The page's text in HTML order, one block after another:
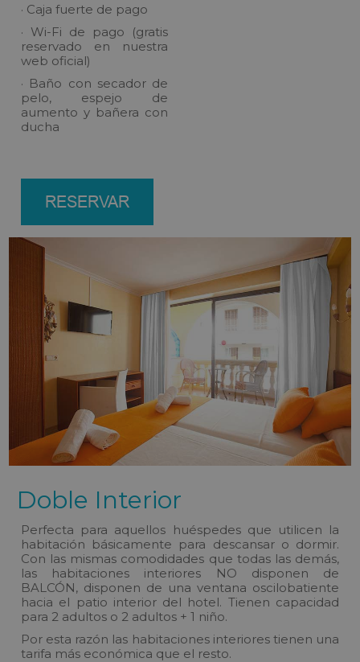
· Caja fuerte de pago
· Wi-Fi de pago (gratis
reservado en nuestra
web oficial)
· Baño con secador de
pelo, espejo de
aumento y bañera con
ducha
RESERVAR
Doble Interior
Perfecta para aquellos huéspedes que utilicen la
habitación básicamente para descansar o dormir.
Con las mismas comodidades que todas las demás,
las habitaciones interiores NO disponen de
BALCÓN, disponen de una ventana oscilobatiente
hacia el patio interior del hotel. Tienen capacidad
para 2 adultos o 2 adultos + 1 niño.
Por esta razón las habitaciones interiores tienen una
tarifa más económica que el resto.